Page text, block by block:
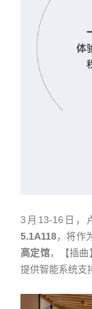
3月13-16日
5.1A118，将作
高定馆，【插
提供智能系统支